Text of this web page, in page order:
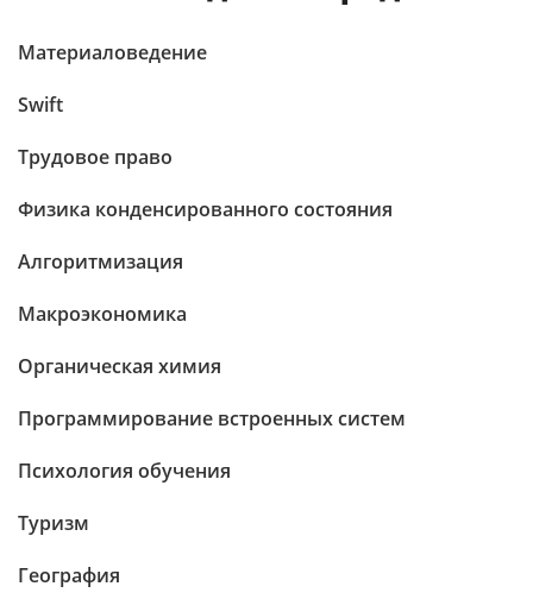
Материаловедение
Swift
Трудовое право
Физика конденсированного состояния
Алгоритмизация
Макроэкономика
Органическая химия
Программирование встроенных систем
Психология обучения
Туризм
География